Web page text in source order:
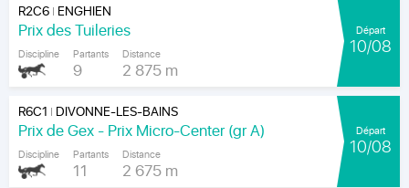
R2C6| ENGHIEN
Prix des Tuileries
Discipline Partants
9
Distance
2 875 m
Départ
10/08
R6C1 | DIVONNE-LES-BAINS
Prix de Gex - Prix Micro-Center (gr A)
Discipline Partants
11
Distance
2 675 m
Départ
10/08